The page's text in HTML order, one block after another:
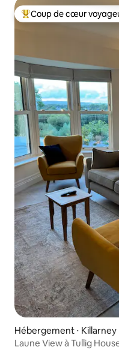
Coups de cœur
Coup de cœur
Hébergement ⋅ Killarney
Laune View à Tullig